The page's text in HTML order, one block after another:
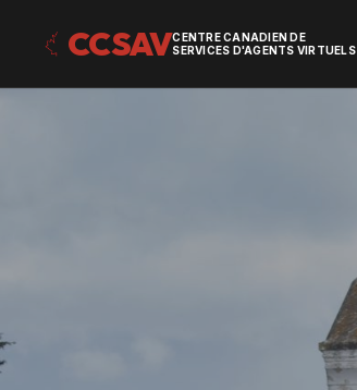
CCSAVCENTRE CANADIEN DE
SERVICES D'AGENTS VIRTUELS